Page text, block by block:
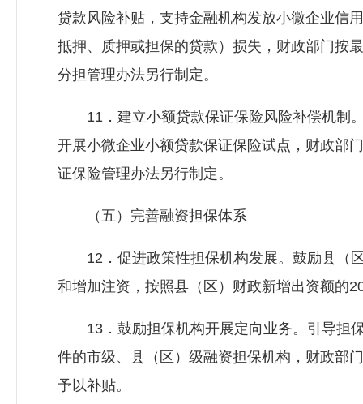
贷款风险补贴，支持金融机构发放小微企业信
抵押、质押或担保的贷款）损失，财政部门按
分担管理办法另行制定。
11．建立小额贷款保证保险风险补偿机制
开展小微企业小额贷款保证保险试点，财政部
证保险管理办法另行制定。
（五）完善融资担保体系
12．促进政策性担保机构发展。鼓励县（
和增加注资，按照县（区）财政新增出资额的
13．鼓励担保机构开展定向业务。引导担保
件的市级、县（区）级融资担保机构，财政部
予以补贴。